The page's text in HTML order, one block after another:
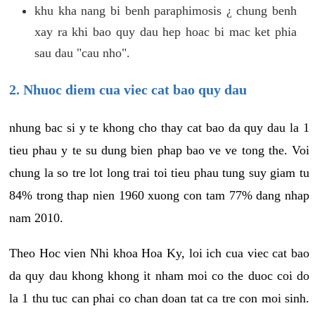
khu kha nang bi benh paraphimosis ¿ chung benh
xay ra khi bao quy dau hep hoac bi mac ket phia
sau dau "cau nho".
2. Nhuoc diem cua viec cat bao quy dau
nhung bac si y te khong cho thay cat bao da quy dau la 1
tieu phau y te su dung bien phap bao ve ve tong the. Voi
chung la so tre lot long trai toi tieu phau tung suy giam tu
84% trong thap nien 1960 xuong con tam 77% dang nhap
nam 2010.
Theo Hoc vien Nhi khoa Hoa Ky, loi ich cua viec cat bao
da quy dau khong khong it nham moi co the duoc coi do
la 1 thu tuc can phai co chan doan tat ca tre con moi sinh.